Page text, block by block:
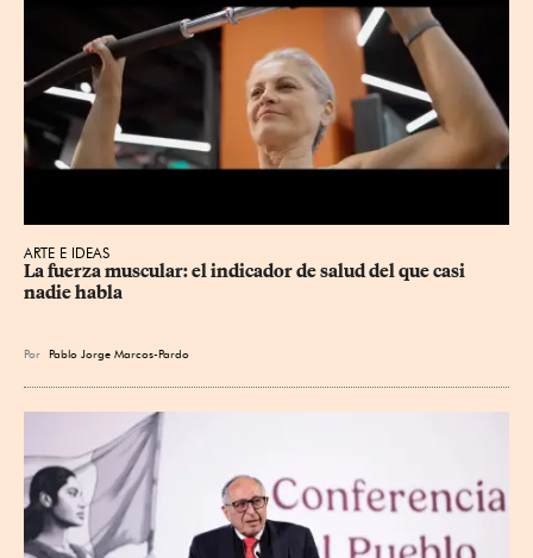
ARTE E IDEAS
La fuerza muscular: el indicador de salud del que casi
nadie habla
Por Pablo Jorge Marcos-Pardo